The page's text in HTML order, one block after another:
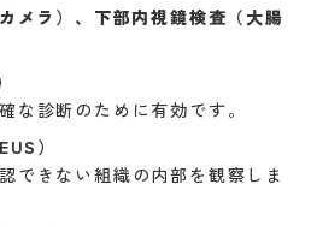
メラ）、下部内視鏡検査（大腸
な診断のために有効です。
）
できない組織の内部を観察しま